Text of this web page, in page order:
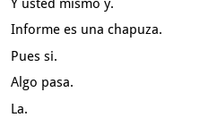
Informe es una chapuza.
Pues si.
Algo pasa.
La.